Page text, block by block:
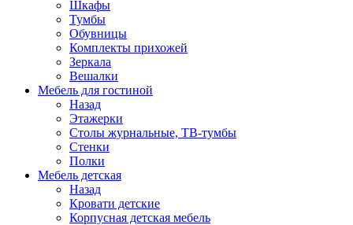
Шкафы
Тумбы
Обувницы
Комплекты прихожей
Зеркала
Вешалки
Мебель для гостиной
Назад
Этажерки
Столы журнальные, ТВ-тумбы
Стенки
Полки
Мебель детская
Назад
Кровати детские
Корпусная детская мебель